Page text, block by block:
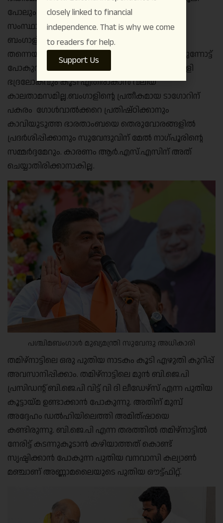
പോലും ലഭിക്കാതെ ദക്ഷിണേന്ത്യൻ
സംസ്ഥാനങ്ങളിലെത്തി പണിയെടുക്കുന്ന
ബംഗാളിയ്ക്ക് അതൊരു കനത്ത പ്രഹരം
തന്നെയാണ്.ഇത്തരം കരാള നിയമങ്ങളുമായി മുന്നോട്ട്
പോകുന്ന ബി.ജെ.പി സർക്കാരിനെതിരെ ബംഗാളി
ഭദ്രലോകവും കൂടി എതിരാകാൻ വലിയ
കാലതാമസമില്ല.ബംഗാളിന്റെ പ്രതീകമായ ടാഗോറിന്
പകരം ഗോൾവാൽക്കറെ പ്രതിഷ്ഠിക്കാനും
കാവിയുടുത്ത ഭാരതാംബയെ തെരുവോരങ്ങളിൽ
പ്രദർശിപ്പിക്കാനും സുവേന്ദുവിന് മേൽ നാഗ്പൂരിന്റെ
സമ്മർദ്ദമേറും. കാരണം ആർ.എസ്.എസിന് അത്
ചെയ്യാതിരിക്കാനാകില്ല.
പശ്ചിമബംഗാൾ മുഖ്യമന്ത്രി സുവേന്ദു അധികാരി
തമിഴ്നാട്ടിലെ ഒരു പുതിയ നാടകം കൂടി എഴുതി കുറിപ്പ്
അവസാനിപ്പിക്കാം. തമിഴ്നാട്ടിലെ മുൻ ബി.ജെ.പി
പ്രസിഡന്റ് ബി.ജെ.പി വിട്ട് വി ദി ലീഡേഴ്സ് എന്ന പുതിയ
കൂട്ടായ്മ ഉണ്ടാക്കാൻ പോകുന്നു. അതിന് മുമ്പ്
അദ്ദേഹം ഡൽഹിയിലെത്തി അമിത്ഷായെ
കണ്ടിരുന്നു. ബി.ജെ.പി എന്ന തരത്തിൽ തമിഴ്നാട്ടിൽ
നേരിട്ട് കടന്നുകൂടാൻ കഴിയാത്തത് കൊണ്ട്
സൃഷ്ടിക്കാൻ പോകുന്ന പുതിയ വനവാസി കല്യാൺ
മഞ്ചാണ് അണ്ണാമലൈയുടെ പുതിയ ഔട്ട്ഫിറ്റ്.
closely linked to financial
independence. That is why we come
to readers for help.
Support Us